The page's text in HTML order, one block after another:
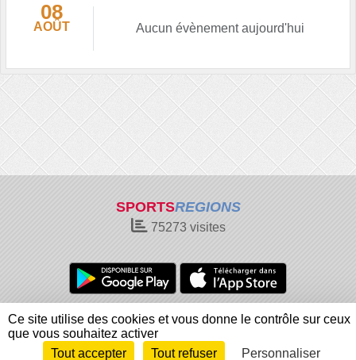
08
AOÛT Aucun évènement aujourd'hui
SPORTSREGIONS
75273visites
Charte cookies
Gestion des cookies
Informations légales
Signaler un contenu inapproprié
Envie de participer ?
Connexion
Ce site utilise des cookies et vous donne le contrôle sur ceux
que vous souhaitez activer
Tout accepter
Tout refuser Personnaliser